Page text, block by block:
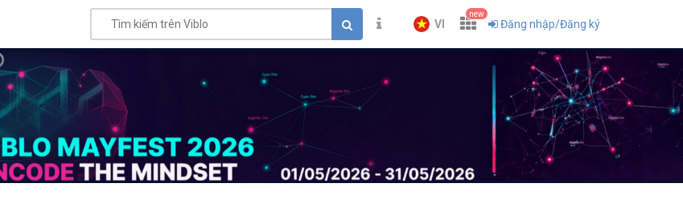
VI
new
Đăng nhập/Đăng ký